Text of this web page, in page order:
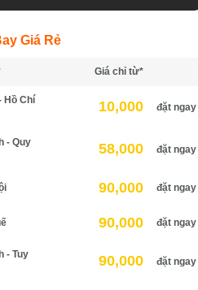
Giá Rẻ
Giá chỉ từ*
Hồ Chí
10,000 đặt ngay
- Quy
58,000 đặt ngay
90,000 đặt ngay
90,000 đặt ngay
- Tuy
90,000 đặt ngay